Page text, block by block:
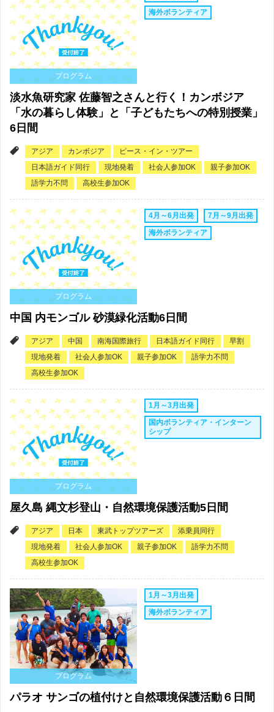
プログラム
海外ボランティア
淡水魚研究家 佐藤智之さんと行く！カンボジア
「水の暮らし体験」と「子どもたちへの特別授業」
6日間
アジア カンボジア
ピース・イン・ツアー
日本語ガイド同行
現地発着 社会人参加OK
親子参加OK
語学力不問
高校生参加OK
プログラム
4月～6月出発
7月～9月出発
海外ボランティア
中国 内モンゴル 砂漠緑化活動6日間
アジア 中国 南海国際旅行 日本語ガイド同行
早割
現地発着
社会人参加OK 親子参加OK
語学力不問
高校生参加OK
プログラム
1月～3月出発
国内ボランティア・インターン
シップ
屋久島 縄文杉登山・自然環境保護活動5日間
アジア 日本 東武トップツアーズ
添乗員同行
現地発着
社会人参加OK 親子参加OK
語学力不問
高校生参加OK
プログラム
1月～3月出発
海外ボランティア
パラオ サンゴの植付けと自然環境保護活動６日間